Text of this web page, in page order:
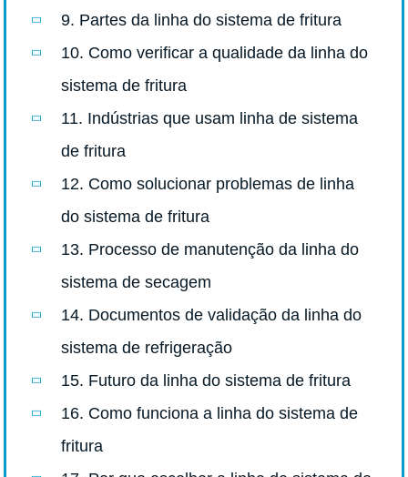
9. Partes da linha do sistema de fritura
10. Como verificar a qualidade da linha do
sistema de fritura
11. Indústrias que usam linha de sistema
de fritura
12. Como solucionar problemas de linha
do sistema de fritura
13. Processo de manutenção da linha do
sistema de secagem
14. Documentos de validação da linha do
sistema de refrigeração
15. Futuro da linha do sistema de fritura
16. Como funciona a linha do sistema de
fritura